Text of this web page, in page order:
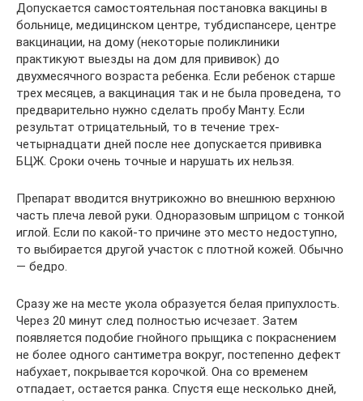
Допускается самостоятельная постановка вакцины в
больнице, медицинском центре, тубдиспансере, центре
вакцинации, на дому (некоторые поликлиники
практикуют выезды на дом для прививок) до
двухмесячного возраста ребенка. Если ребенок старше
трех месяцев, а вакцинация так и не была проведена, то
предварительно нужно сделать пробу Манту. Если
результат отрицательный, то в течение трех-
четырнадцати дней после нее допускается прививка
БЦЖ. Сроки очень точные и нарушать их нельзя.
Препарат вводится внутрикожно во внешнюю верхнюю
часть плеча левой руки. Одноразовым шприцом с тонкой
иглой. Если по какой-то причине это место недоступно,
то выбирается другой участок с плотной кожей. Обычно
— бедро.
Сразу же на месте укола образуется белая припухлость.
Через 20 минут след полностью исчезает. Затем
появляется подобие гнойного прыщика с покраснением
не более одного сантиметра вокруг, постепенно дефект
набухает, покрывается корочкой. Она со временем
отпадает, остается ранка. Спустя еще несколько дней,